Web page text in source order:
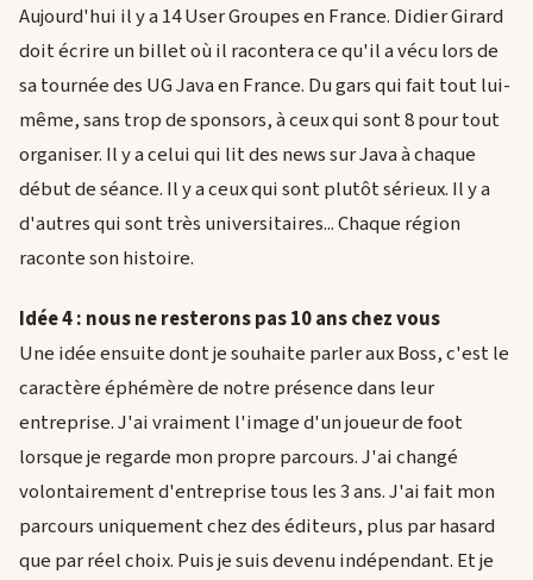
Aujourd'hui il y a 14 User Groupes en France. Didier Girard
doit écrire un billet où il racontera ce qu'il a vécu lors de
sa tournée des UG Java en France. Du gars qui fait tout lui-
même, sans trop de sponsors, à ceux qui sont 8 pour tout
organiser. Il y a celui qui lit des news sur Java à chaque
début de séance. Il y a ceux qui sont plutôt sérieux. Il y a
d'autres qui sont très universitaires... Chaque région
raconte son histoire.
Idée 4 : nous ne resterons pas 10 ans chez vous
Une idée ensuite dont je souhaite parler aux Boss, c'est le
caractère éphémère de notre présence dans leur
entreprise. J'ai vraiment l'image d'un joueur de foot
lorsque je regarde mon propre parcours. J'ai changé
volontairement d'entreprise tous les 3 ans. J'ai fait mon
parcours uniquement chez des éditeurs, plus par hasard
que par réel choix. Puis je suis devenu indépendant. Et je